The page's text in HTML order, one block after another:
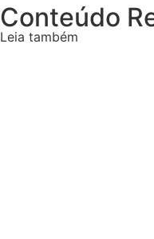
Conteúdo
Leia também